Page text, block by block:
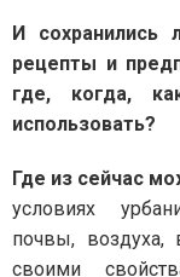
И сохранились
рецепты и
где, когда,
использовать?
Где из сейчас
условиях
почвы,
своими